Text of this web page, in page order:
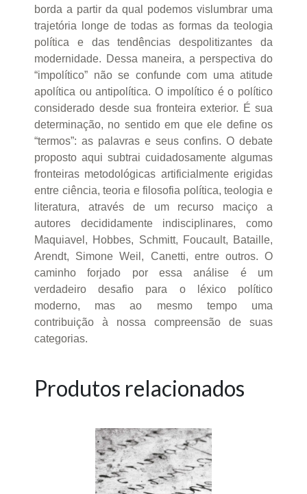
borda a partir da qual podemos vislumbrar uma
trajetória longe de todas as formas da teologia
política e das tendências despolitizantes da
modernidade. Dessa maneira, a perspectiva do
“impolítico” não se confunde com uma atitude
apolítica ou antipolítica. O impolítico é o político
considerado desde sua fronteira exterior. É sua
determinação, no sentido em que ele define os
“termos”: as palavras e seus confins. O debate
proposto aqui subtrai cuidadosamente algumas
fronteiras metodológicas artificialmente erigidas
entre ciência, teoria e filosofia política, teologia e
literatura, através de um recurso maciço a
autores decididamente indisciplinares, como
Maquiavel, Hobbes, Schmitt, Foucault, Bataille,
Arendt, Simone Weil, Canetti, entre outros. O
caminho forjado por essa análise é um
verdadeiro desafio para o léxico político
moderno, mas ao mesmo tempo uma
contribuição à nossa compreensão de suas
categorias.
Produtos relacionados